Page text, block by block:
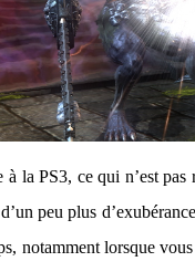
la PS3, ce qui n’est
peu plus
notamment lorsque